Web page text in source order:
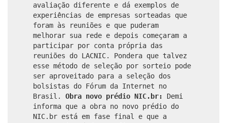
avaliação diferente e dá exemplos de
experiências de empresas sorteadas que
foram às reuniões e que puderam
melhorar sua rede e depois começaram a
participar por conta própria das
reuniões do LACNIC. Pondera que talvez
esse método de seleção por sorteio pode
ser aproveitado para a seleção dos
bolsistas do Fórum da Internet no
Brasil. Obra novo prédio NIC.br:
Demi
informa que a obra no novo prédio do
NIC.br está em fase final e que a